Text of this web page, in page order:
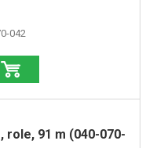
042
role, 91 m (040-070-